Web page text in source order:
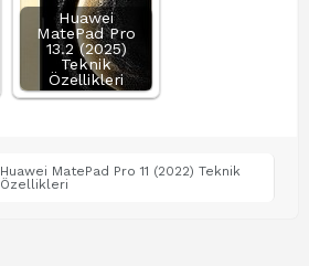
Huawei
MatePad Pro
13.2 (2025)
Teknik
Özellikleri
Huawei MatePad Pro 11 (2022) Teknik
Özellikleri